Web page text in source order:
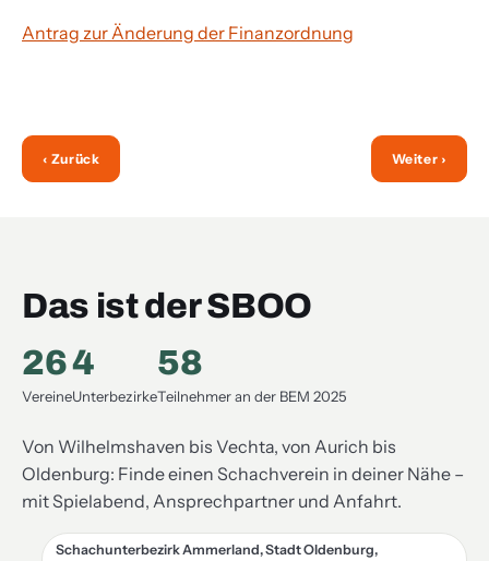
Antrag zur Änderung der Finanzordnung
‹ Zurück Weiter ›
Das ist der SBOO
26
Vereine
4
Unterbezirke
58
Teilnehmer an der BEM 2025
Von Wilhelmshaven bis Vechta, von Aurich bis
Oldenburg: Finde einen Schachverein in deiner Nähe –
mit Spielabend, Ansprechpartner und Anfahrt.
Schachunterbezirk Ammerland, Stadt Oldenburg,